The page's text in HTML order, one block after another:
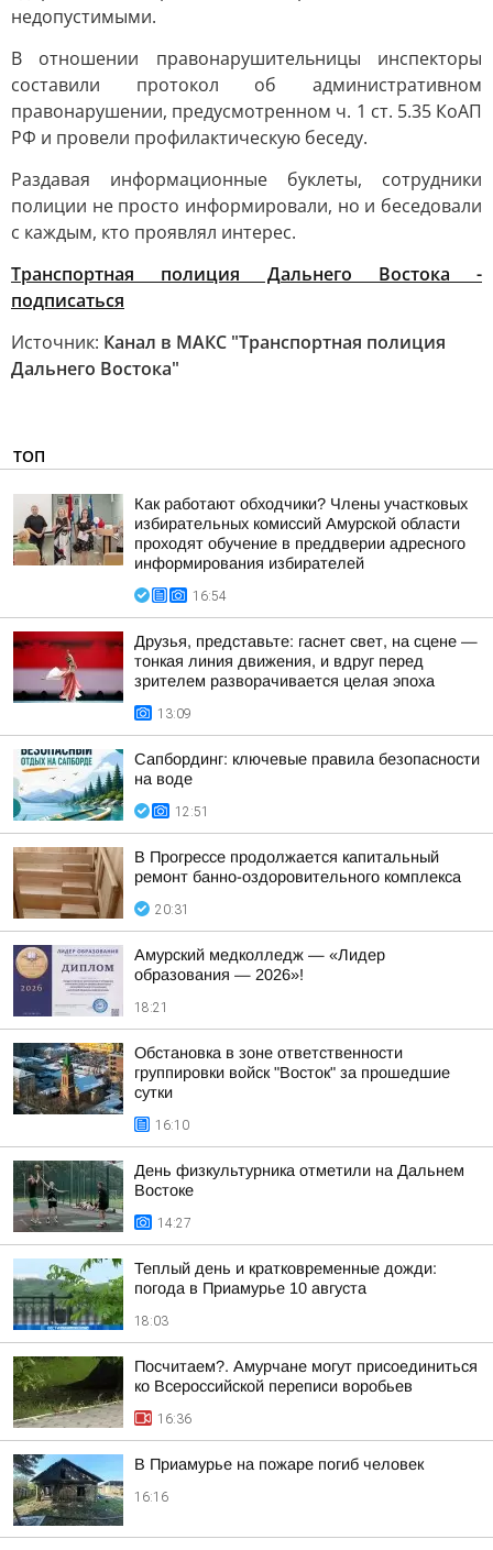
недопустимыми.
В отношении правонарушительницы инспекторы
составили протокол об административном
правонарушении, предусмотренном ч. 1 ст. 5.35 КоАП
РФ и провели профилактическую беседу.
Раздавая информационные буклеты, сотрудники
полиции не просто информировали, но и беседовали
с каждым, кто проявлял интерес.
Транспортная полиция Дальнего Востока -
подписаться
Источник: Канал в МАКС "Транспортная полиция
Дальнего Востока"
ТОП
Как работают обходчики? Члены участковых
избирательных комиссий Амурской области
проходят обучение в преддверии адресного
информирования избирателей
16:54
Друзья, представьте: гаснет свет, на сцене —
тонкая линия движения, и вдруг перед
зрителем разворачивается целая эпоха
13:09
Сапбординг: ключевые правила безопасности
на воде
12:51
В Прогрессе продолжается капитальный
ремонт банно-оздоровительного комплекса
20:31
Амурский медколледж — «Лидер
образования — 2026»!
18:21
Обстановка в зоне ответственности
группировки войск "Восток" за прошедшие
сутки
16:10
День физкультурника отметили на Дальнем
Востоке
14:27
Теплый день и кратковременные дожди:
погода в Приамурье 10 августа
18:03
Посчитаем?. Амурчане могут присоединиться
ко Всероссийской переписи воробьев
16:36
В Приамурье на пожаре погиб человек
16:16